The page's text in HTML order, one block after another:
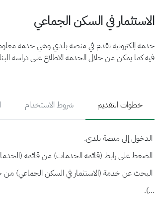
الاستثمار في السكن الجماعي
خدمة إلكترونية تقدم في منصة بلدي وهي خدمة
فيه كما يمكن من خلال الخدمة الاطلاع على دراسة
خطوات التقديم شروط الاستخدام
الدخول إلى منصة بلدي.
الضغط على رابط (قائمة الخدمات) من قائمة
البحث عن خدمة (الاستثمار في السكن الجماعي)
...).